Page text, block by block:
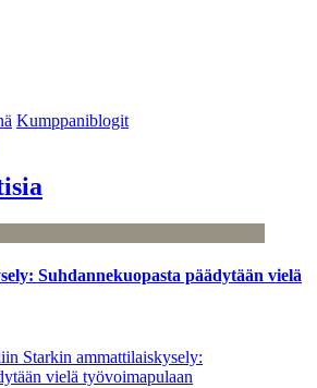
Kumppaniblogit
Suhdannekuopasta päädytään vielä
Starkin ammattilaiskysely:
vielä työvoimapulaan